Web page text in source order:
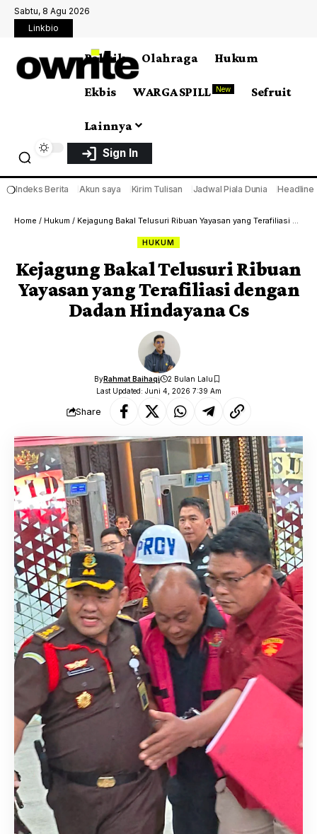
Sabtu, 8 Agu 2026
Linkbio
Politik Olahraga Hukum
Ekbis WARGA SPILL New Sefruit
Lainnya
Sign In
❍Indeks Berita Akun saya Kirim Tulisan Jadwal Piala Dunia Headline
Home / Hukum / Kejagung Bakal Telusuri Ribuan Yayasan yang Terafiliasi dengan Dadan Hindayana Cs
HUKUM
Kejagung Bakal Telusuri Ribuan
Yayasan yang Terafiliasi dengan
Dadan Hindayana Cs
Last Updated: Juni 4, 2026 7:39 Am
ByRahmat Baihaqi 2 Bulan Lalu
Share